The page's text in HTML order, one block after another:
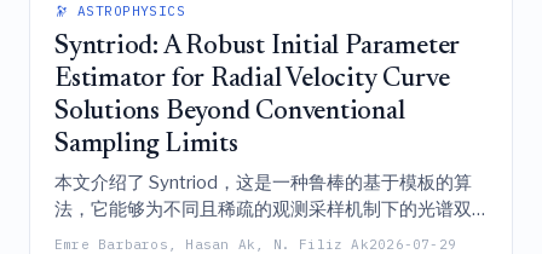
🔭 ASTROPHYSICS
Syntriod: A Robust Initial Parameter
Estimator for Radial Velocity Curve
Solutions Beyond Conventional
Sampling Limits
本文介绍了 Syntriod，这是一种鲁棒的基于模板的算
法，它能够为不同且稀疏的观测采样机制下的光谱双
星提供可靠的初始轨道参数估计，其性能优于经典的
Emre Barbaros, Hasan Ak, N. Filiz Ak2026-07-29